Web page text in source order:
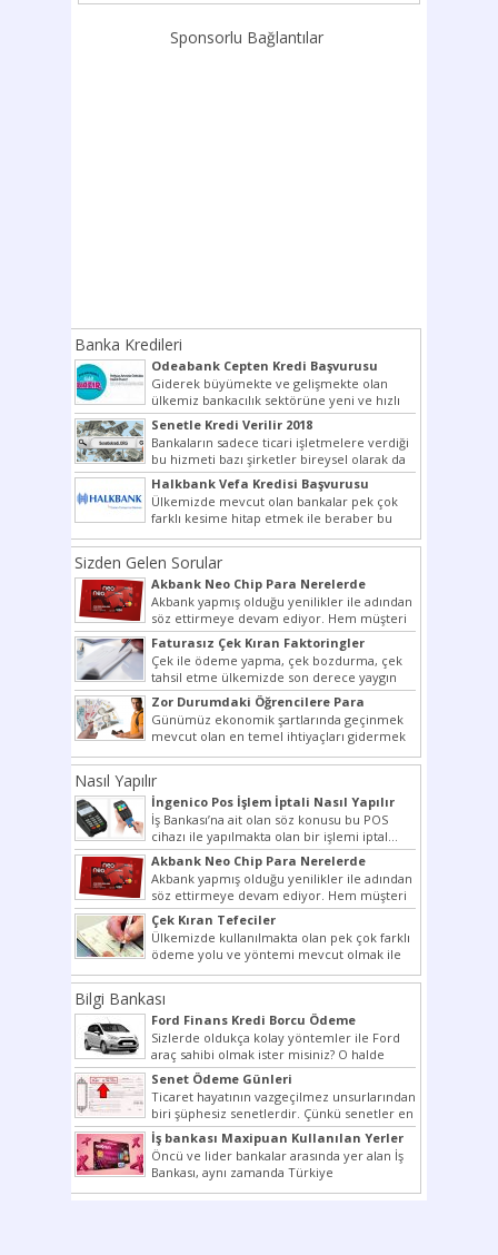
Sponsorlu Bağlantılar
Banka Kredileri
Odeabank Cepten Kredi Başvurusu
KREDIM 8444
Giderek büyümekte ve gelişmekte olan
ülkemiz bankacılık sektörüne yeni ve hızlı
bir giriş yapmış olan...
Senetle Kredi Verilir 2018
Bankaların sadece ticari işletmelere verdiği
bu hizmeti bazı şirketler bireysel olarak da
vermektedir. Senetle kredi...
Halkbank Vefa Kredisi Başvurusu
Ülkemizde mevcut olan bankalar pek çok
farklı kesime hitap etmek ile beraber bu
noktada son...
Sizden Gelen Sorular
Akbank Neo Chip Para Nerelerde
Kullanılır?
Akbank yapmış olduğu yenilikler ile adından
söz ettirmeye devam ediyor. Hem müşteri
potansiyelini arttırmak hem...
Faturasız Çek Kıran Faktoringler
Çek ile ödeme yapma, çek bozdurma, çek
tahsil etme ülkemizde son derece yaygın
bir şekilde...
Zor Durumdaki Öğrencilere Para
Yardımı
Günümüz ekonomik şartlarında geçinmek
mevcut olan en temel ihtiyaçları gidermek
dahi son derece zor olmak...
Nasıl Yapılır
İngenico Pos İşlem İptali Nasıl Yapılır
İş Bankası’na ait olan söz konusu bu POS
cihazı ile yapılmakta olan bir işlemi iptal...
Akbank Neo Chip Para Nerelerde
Kullanılır?
Akbank yapmış olduğu yenilikler ile adından
söz ettirmeye devam ediyor. Hem müşteri
potansiyelini arttırmak hem...
Çek Kıran Tefeciler
Ülkemizde kullanılmakta olan pek çok farklı
ödeme yolu ve yöntemi mevcut olmak ile
beraber bunlar...
Bilgi Bankası
Ford Finans Kredi Borcu Ödeme
Sizlerde oldukça kolay yöntemler ile Ford
araç sahibi olmak ister misiniz? O halde
yazımız ilginizi...
Senet Ödeme Günleri
Ticaret hayatının vazgeçilmez unsurlarından
biri şüphesiz senetlerdir. Çünkü senetler en
çok kullanılan ödeme araçlarıdır. Taksitler...
İş bankası Maxipuan Kullanılan Yerler
Öncü ve lider bankalar arasında yer alan İş
Bankası, aynı zamanda Türkiye
Cumhuriyeti’nin ilk milli...